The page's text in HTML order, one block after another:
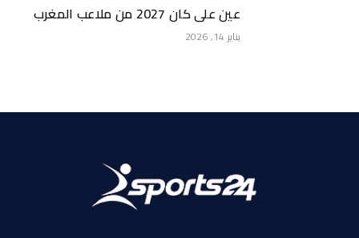
عين على كان 2027 من ملاعب المغرب
يناير 14, 2026